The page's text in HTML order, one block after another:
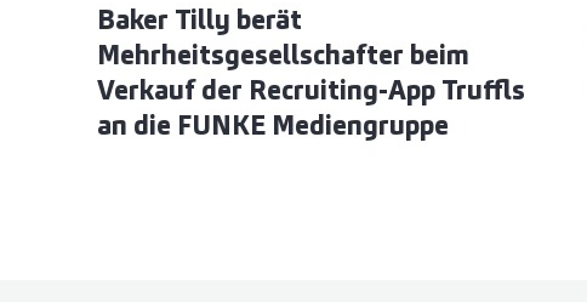
Baker Tilly berät
Mehrheitsgesellschafter beim
Verkauf der Recruiting-App Truffls
an die FUNKE Mediengruppe